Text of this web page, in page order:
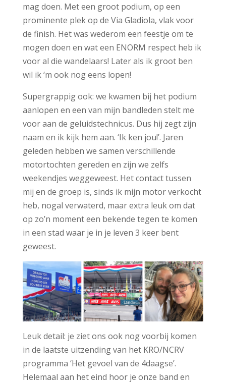
mag doen. Met een groot podium, op een
prominente plek op de Via Gladiola, vlak voor
de finish. Het was wederom een feestje om te
mogen doen en wat een ENORM respect heb ik
voor al die wandelaars! Later als ik groot ben
wil ik ‘m ook nog eens lopen!
Supergrappig ook: we kwamen bij het podium
aanlopen en een van mijn bandleden stelt me
voor aan de geluidstechnicus. Dus hij zegt zijn
naam en ik kijk hem aan. ‘Ik ken jou!’. Jaren
geleden hebben we samen verschillende
motortochten gereden en zijn we zelfs
weekendjes weggeweest. Het contact tussen
mij en de groep is, sinds ik mijn motor verkocht
heb, nogal verwaterd, maar extra leuk om dat
op zo’n moment een bekende tegen te komen
in een stad waar je in je leven 3 keer bent
geweest.
Leuk detail: je ziet ons ook nog voorbij komen
in de laatste uitzending van het KRO/NCRV
programma ‘Het gevoel van de 4daagse’.
Helemaal aan het eind hoor je onze band en